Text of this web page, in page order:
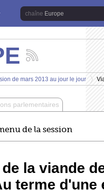
Europe
les
actualités
de
chaîne
Europe
de mars 2013 au jour le jour
>
parlementaires
de la session
la viande
terme